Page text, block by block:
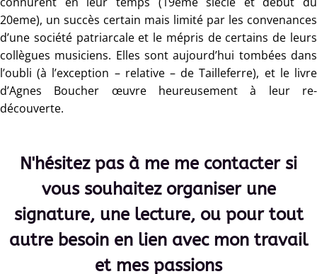
20eme), un succès certain mais limité par les convenances
d’une société patriarcale et le mépris de certains de leurs
collègues musiciens. Elles sont aujourd’hui tombées dans
l’oubli (à l’exception – relative – de Tailleferre), et le livre
d’Agnes Boucher œuvre heureusement à leur re-
découverte.
N'hésitez pas à me me contacter si
vous souhaitez organiser une
signature, une lecture, ou pour tout
autre besoin en lien avec mon travail
et mes passions